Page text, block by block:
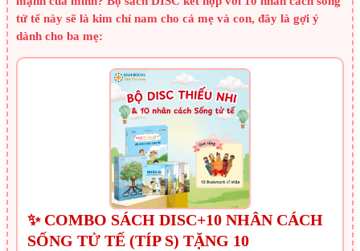
tử tế này sẽ là kim chỉ nam cho cả mẹ và con, đây là gợi ý
dành cho ba mẹ:
✨ COMBO SÁCH DISC+10 NHÂN CÁCH
SỐNG TỬ TẾ (TÍP S) TẶNG 10